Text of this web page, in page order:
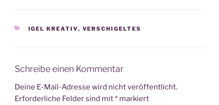
KATEGORIEN
IGEL KREATIV, VERSCHIGELTES
Schreibe einen Kommentar
Deine E-Mail-Adresse wird nicht veröffentlicht.
Erforderliche Felder sind mit* markiert